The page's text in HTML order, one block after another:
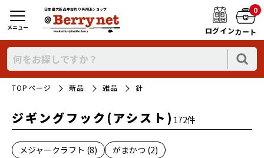
日本最大新品中古釣り具WEBショップ
ログイン
0
カート
メニュー
TOPページ 新品 雑品 針
ジギングフック(アシスト) 172件
メジャークラフト (8) がまかつ (2)